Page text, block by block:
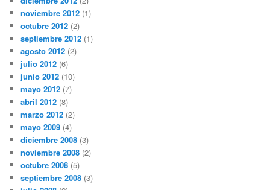
noviembre 2012 (1)
octubre 2012 (2)
septiembre 2012 (1)
agosto 2012 (2)
julio 2012 (6)
junio 2012 (10)
mayo 2012 (7)
abril 2012 (8)
marzo 2012 (2)
mayo 2009 (4)
diciembre 2008 (3)
noviembre 2008 (2)
octubre 2008 (5)
septiembre 2008 (3)